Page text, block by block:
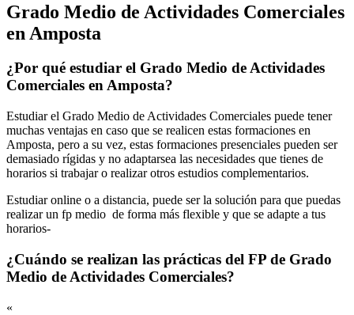
Grado Medio de Actividades Comerciales
en Amposta
¿Por qué estudiar el Grado Medio de Actividades
Comerciales en Amposta?
Estudiar el Grado Medio de Actividades Comerciales puede tener
muchas ventajas en caso que se realicen estas formaciones en
Amposta, pero a su vez, estas formaciones presenciales pueden ser
demasiado rígidas y no adaptarsea las necesidades que tienes de
horarios si trabajar o realizar otros estudios complementarios.
Estudiar online o a distancia, puede ser la solución para que puedas
realizar un fp medio de forma más flexible y que se adapte a tus
horarios-
¿Cuándo se realizan las prácticas del FP de Grado
Medio de Actividades Comerciales?
«